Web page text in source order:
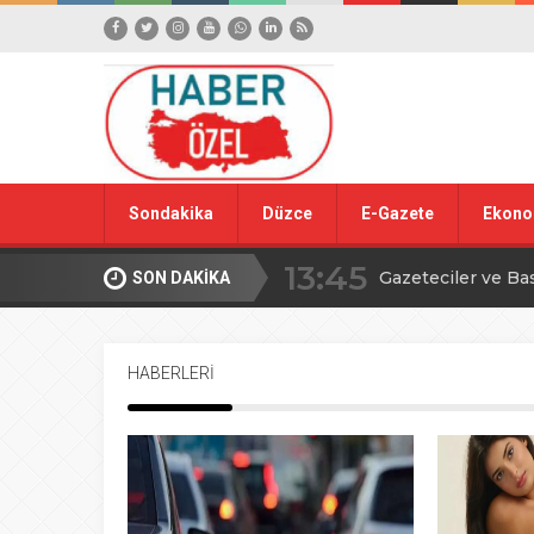
Sondakika Düzce E-Gazete
SON DAKİKA 13:45 Gazeteciler ve
00:39 Ahmet
16:09 TBMM’de
HABERLERİ